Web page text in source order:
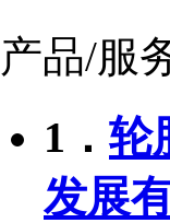
产品/服
1． 轮
发展